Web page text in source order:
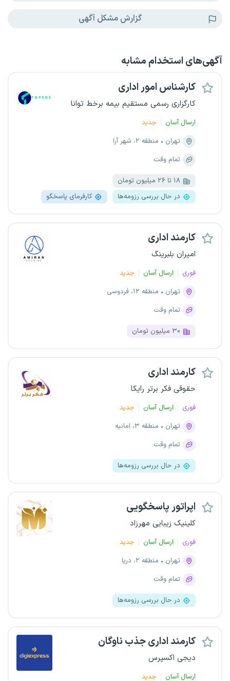
گزارش مشکل آگهی
آگهی‌های استخدام مشابه
کارشناس امور اداری
کارگزاری رسمی مستقیم بیمه برخط توانا
ارسال آسان
جدید
تهران
منطقه ۲، شهر آرا
تمام وقت
۱۸ تا ۲۶ میلیون تومان
در حال بررسی رزومه‌ها
کارفرمای پاسخگو
کارمند اداری
امیران بلبرینگ
فوری ارسال آسان
جدید
تهران
منطقه ۱۲، فردوسی
تمام وقت
۳۰ میلیون تومان
کارمند اداری
حقوقی فکر برتر رایکا
فوری ارسال آسان
جدید
تهران
منطقه ۳، امانیه
تمام وقت
در حال بررسی رزومه‌ها
اپراتور پاسخگویی
کلینیک زیبایی مهرزاد
فوری ارسال آسان
جدید
تهران
منطقه ۲، دریا
تمام وقت
در حال بررسی رزومه‌ها
کارمند اداری جذب ناوگان
دیجی اکسپرس
ارسال آسان جدید